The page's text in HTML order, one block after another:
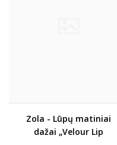
Zola - Lūpų matiniai
dažai „Velour Lip